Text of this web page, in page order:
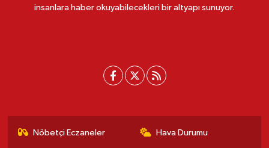
insanlara haber okuyabilecekleri bir altyapı sunuyor.
Nöbetçi Eczaneler Hava Durumu